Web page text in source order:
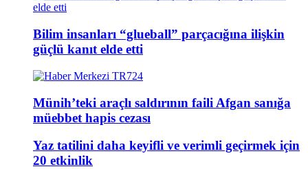
Bilim insanları “glueball” parçacığına ilişkin
güçlü kanıt elde etti
Münih’teki araçlı saldırının faili Afgan sanığa
müebbet hapis cezası
Yaz tatilini daha keyifli ve verimli geçirmek için
20 etkinlik